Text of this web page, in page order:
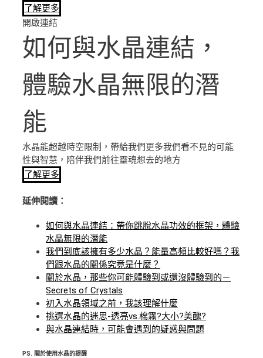
了解更多
開啟連結
如何與水晶連結，
體驗水晶無限的潛
能
水晶能超越時空限制，帶給我們更多我們看不見的可能
性與智慧，陪伴我們前往靈魂想去的地方
了解更多
延伸閱讀：
如何與水晶連結：帶你跳脫水晶功效的框架，體驗
水晶無限的潛能
我們到底該擁有多少水晶？能量高頻比較好嗎？我
們跟水晶的關係究竟是什麼？
關於水晶，那些你可能體驗到或還沒體驗到的－
Secrets of Crystals
初入水晶領域之前，我該理解什麼
挑選水晶的迷思-透亮vs.棉霧?大小?美醜?
與水晶連結時，可能會遇到的疑惑與問題
PS. 關於使用水晶的提醒